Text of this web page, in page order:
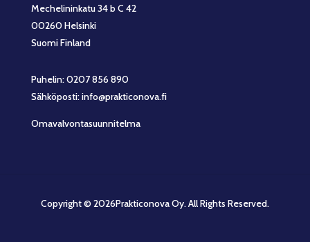
Mechelininkatu 34 b C 42
00260 Helsinki
Suomi Finland
Puhelin: 0207 856 890
Sähköposti: info@prakticonova.fi
Omavalvontasuunnitelma
Copyright © 2026Prakticonova Oy. All Rights Reserved.